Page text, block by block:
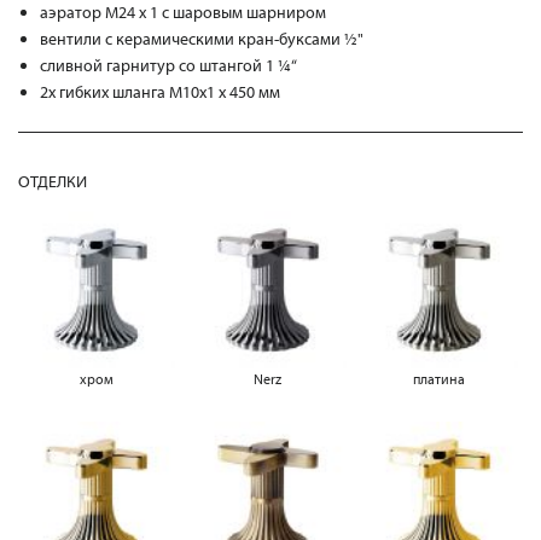
аэратор М24 х 1 с шаровым шарниром
вентили с керамическими кран-буксами ½"
сливной гарнитур со штангой 1 ¼“
2х гибких шланга M10x1 x 450 мм
ОТДЕЛКИ
хром Nerz платина